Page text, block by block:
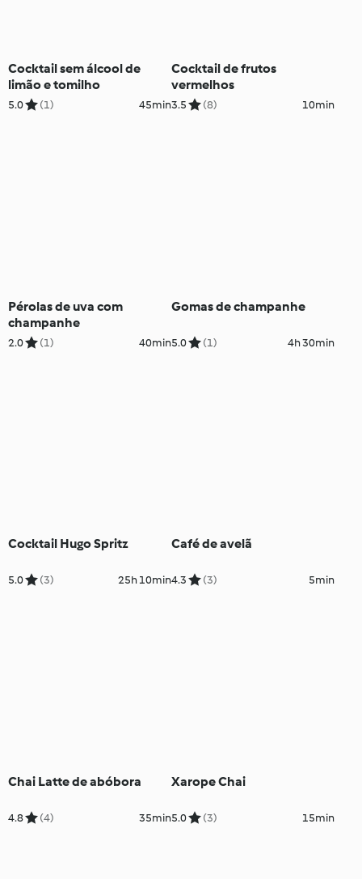
Cocktail sem álcool de
limão e tomilho
5.0 (1) 45min
Cocktail de frutos
vermelhos
3.5 (8) 10min
Pérolas de uva com
champanhe
2.0 (1) 40min
Gomas de champanhe
5.0 (1) 4h 30min
Cocktail Hugo Spritz
5.0 (3) 25h 10min
Café de avelã
4.3 (3) 5min
Chai Latte de abóbora
4.8 (4) 35min
Xarope Chai
5.0 (3) 15min